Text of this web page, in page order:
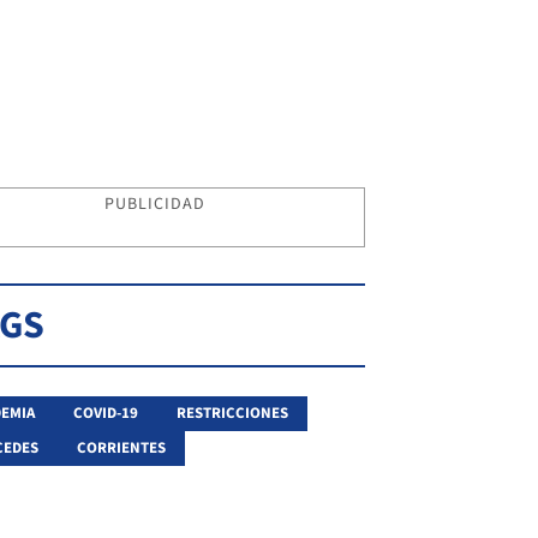
PUBLICIDAD
COVID-19
RESTRICCIONES
CORRIENTES